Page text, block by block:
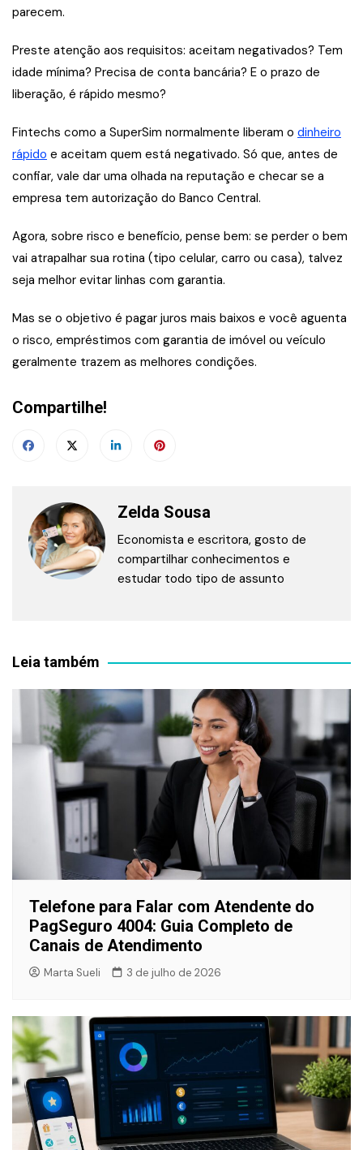
parecem.
Preste atenção aos requisitos: aceitam negativados? Tem
idade mínima? Precisa de conta bancária? E o prazo de
liberação, é rápido mesmo?
Fintechs como a SuperSim normalmente liberam o dinheiro
rápido e aceitam quem está negativado. Só que, antes de
confiar, vale dar uma olhada na reputação e checar se a
empresa tem autorização do Banco Central.
Agora, sobre risco e benefício, pense bem: se perder o bem
vai atrapalhar sua rotina (tipo celular, carro ou casa), talvez
seja melhor evitar linhas com garantia.
Mas se o objetivo é pagar juros mais baixos e você aguenta
o risco, empréstimos com garantia de imóvel ou veículo
geralmente trazem as melhores condições.
Compartilhe!
Zelda Sousa
Economista e escritora, gosto de
compartilhar conhecimentos e
estudar todo tipo de assunto
Leia também
Telefone para Falar com Atendente do
PagSeguro 4004: Guia Completo de
Canais de Atendimento
Marta Sueli 3 de julho de 2026